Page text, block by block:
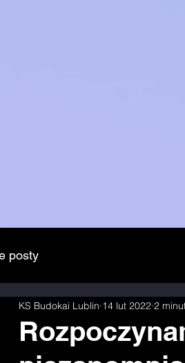
posty
KS Budokai Lublin 14 lut 2022 2